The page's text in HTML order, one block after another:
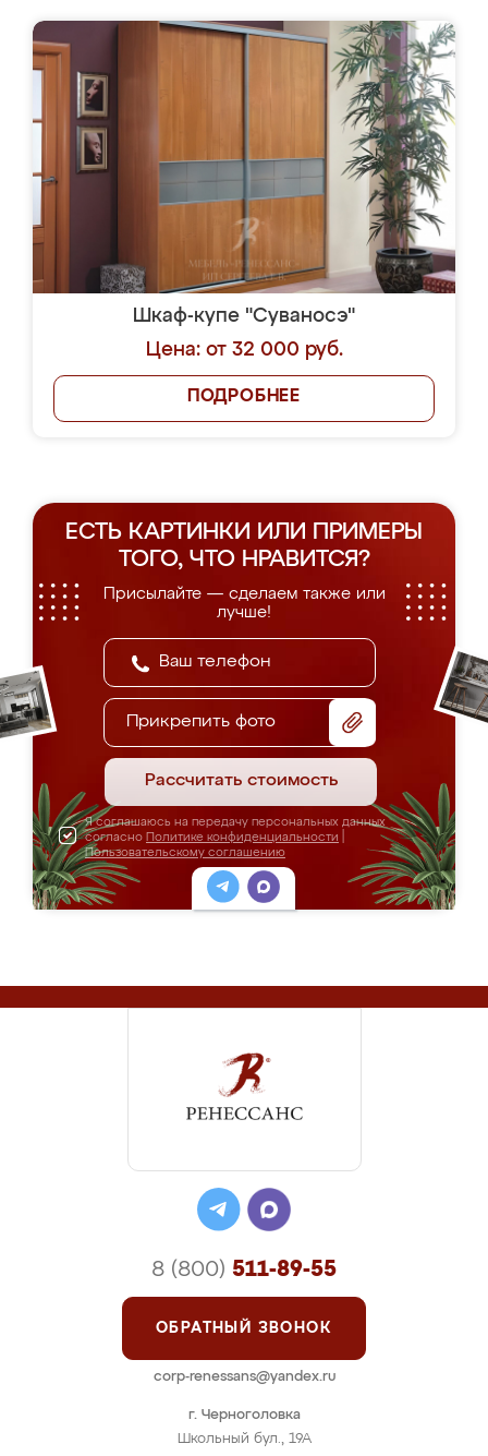
Шкаф-купе "Суваносэ"
Цена: от 32 000 руб.
ПОДРОБНЕЕ
ЕСТЬ КАРТИНКИ ИЛИ ПРИМЕРЫ
ТОГО, ЧТО НРАВИТСЯ?
Присылайте — сделаем также или
лучше!
Прикрепить фото
Рассчитать стоимость
Я соглашаюсь на передачу персональных данных
согласно Политике конфиденциальности
Пользовательскому соглашению
г. Черноголовка
Школьный бул., 19А
8 (800) 511-89-55
ОБРАТНЫЙ ЗВОНОК
corp-renessans@yandex.ru